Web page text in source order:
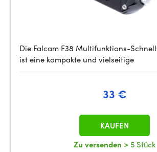
Die Falcam F38 Multifunktions-
ist eine kompakte und vielseitige
33 €
Zu versenden > 5 Stück
KAUFEN